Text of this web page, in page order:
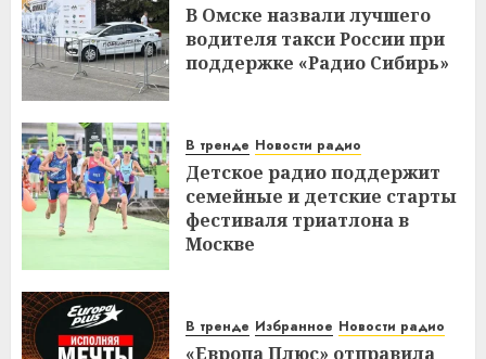
В Омске назвали лучшего
водителя такси России при
поддержке «Радио Сибирь»
В тренде Новости радио
Детское радио поддержит
семейные и детские старты
фестиваля триатлона в
Москве
В тренде Избранное Новости радио
«Европа Плюс» отправила